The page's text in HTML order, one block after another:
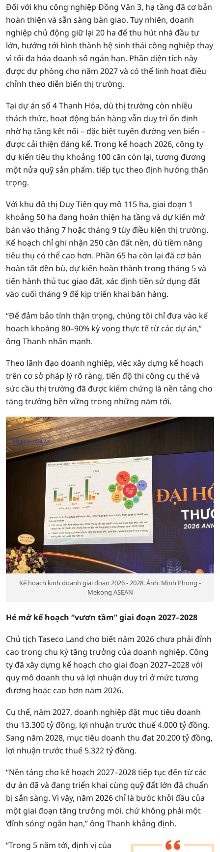
Đối với khu công nghiệp Đồng Văn 3, hạ tầng đã cơ bản
hoàn thiện và sẵn sàng bàn giao. Tuy nhiên, doanh
nghiệp chủ động giữ lại 20 ha để thu hút nhà đầu tư
lớn, hướng tới hình thành hệ sinh thái công nghiệp thay
vì tối đa hóa doanh số ngắn hạn. Phần diện tích này
được dự phòng cho năm 2027 và có thể linh hoạt điều
chỉnh theo diễn biến thị trường.
Tại dự án số 4 Thanh Hóa, dù thị trường còn nhiều
thách thức, hoạt động bán hàng vẫn duy trì ổn định
nhờ hạ tầng kết nối – đặc biệt tuyến đường ven biển –
được cải thiện đáng kể. Trong kế hoạch 2026, công ty
dự kiến tiêu thụ khoảng 100 căn còn lại, tương đương
một nửa quỹ sản phẩm, tiếp tục theo định hướng thận
trọng.
Với khu đô thị Duy Tiên quy mô 115 ha, giai đoạn 1
khoảng 50 ha đang hoàn thiện hạ tầng và dự kiến mở
bán vào tháng 7 hoặc tháng 9 tùy điều kiện thị trường.
Kế hoạch chỉ ghi nhận 250 căn đất nền, dù tiềm năng
tiêu thụ có thể cao hơn. Phần 65 ha còn lại đã cơ bản
hoàn tất đền bù, dự kiến hoàn thành trong tháng 5 và
tiến hành thủ tục giao đất, xác định tiền sử dụng đất
vào cuối tháng 9 để kịp triển khai bán hàng.
“Để đảm bảo tính thận trọng, chúng tôi chỉ đưa vào kế
hoạch khoảng 80–90% kỳ vọng thực tế từ các dự án,”
ông Thanh nhấn mạnh.
Theo lãnh đạo doanh nghiệp, việc xây dựng kế hoạch
trên cơ sở pháp lý rõ ràng, tiến độ thi công cụ thể và
sức cầu thị trường đã được kiểm chứng là nền tảng cho
tăng trưởng bền vững trong những năm tới.
Kế hoạch kinh doanh giai đoạn 2026 - 2028. Ảnh: Minh Phong -
Mekong ASEAN
Hé mở kế hoạch “vươn tầm” giai đoạn 2027–2028
Chủ tịch Taseco Land cho biết năm 2026 chưa phải đỉnh
cao trong chu kỳ tăng trưởng của doanh nghiệp. Công
ty đã xây dựng kế hoạch cho giai đoạn 2027–2028 với
quy mô doanh thu và lợi nhuận duy trì ở mức tương
đương hoặc cao hơn năm 2026.
Cụ thể, năm 2027, doanh nghiệp đặt mục tiêu doanh
thu 13.300 tỷ đồng, lợi nhuận trước thuế 4.000 tỷ đồng.
Sang năm 2028, mục tiêu doanh thu đạt 20.200 tỷ đồng,
lợi nhuận trước thuế 5.322 tỷ đồng.
“Nền tảng cho kế hoạch 2027–2028 tiếp tục đến từ các
dự án đã và đang triển khai cùng quỹ đất lớn đã chuẩn
bị sẵn sàng. Vì vậy, năm 2026 chỉ là bước khởi đầu của
một giai đoạn tăng trưởng mới, chứ không phải một
‘đỉnh sóng’ ngắn hạn,” ông Thanh khẳng định.
“Trong 5 năm tới, định vị của